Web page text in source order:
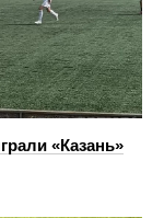
«Казань»